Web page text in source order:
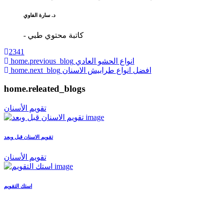
د. سارة الفاوي
- كاتبة محتوي طبي
2341
home.previous_blog انواع الحشو العادي
home.next_blog افضل انواع طرابيش الاسنان
home.releated_blogs
تقويم الأسنان
تقويم الاسنان قبل وبعد
تقويم الأسنان
استك التقويم